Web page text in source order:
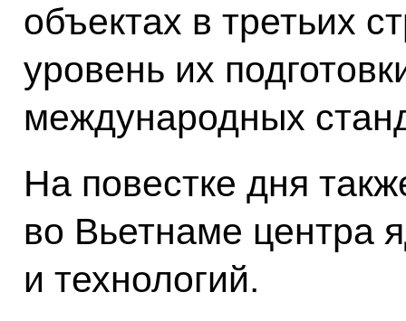
объектах в третьих
уровень их
международных
На повестке дня
во Вьетнаме центра
и технологий.